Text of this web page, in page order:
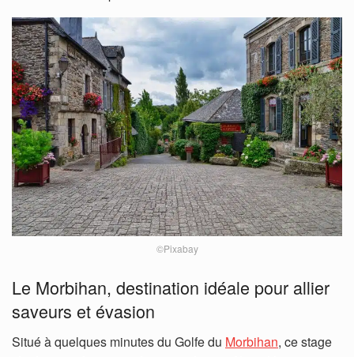
©Pixabay
Le Morbihan, destination idéale pour allier
saveurs et évasion
Situé à quelques minutes du Golfe du Morbihan, ce stage